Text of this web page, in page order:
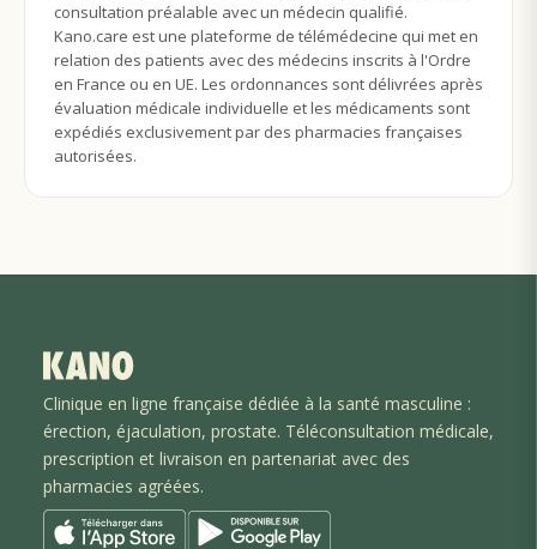
consultation préalable avec un médecin qualifié.
Kano.care est une plateforme de télémédecine qui met en
relation des patients avec des médecins inscrits à l'Ordre
en France ou en UE. Les ordonnances sont délivrées après
évaluation médicale individuelle et les médicaments sont
expédiés exclusivement par des pharmacies françaises
autorisées.
Clinique en ligne française dédiée à la santé masculine :
érection, éjaculation, prostate. Téléconsultation médicale,
prescription et livraison en partenariat avec des
pharmacies agréées.